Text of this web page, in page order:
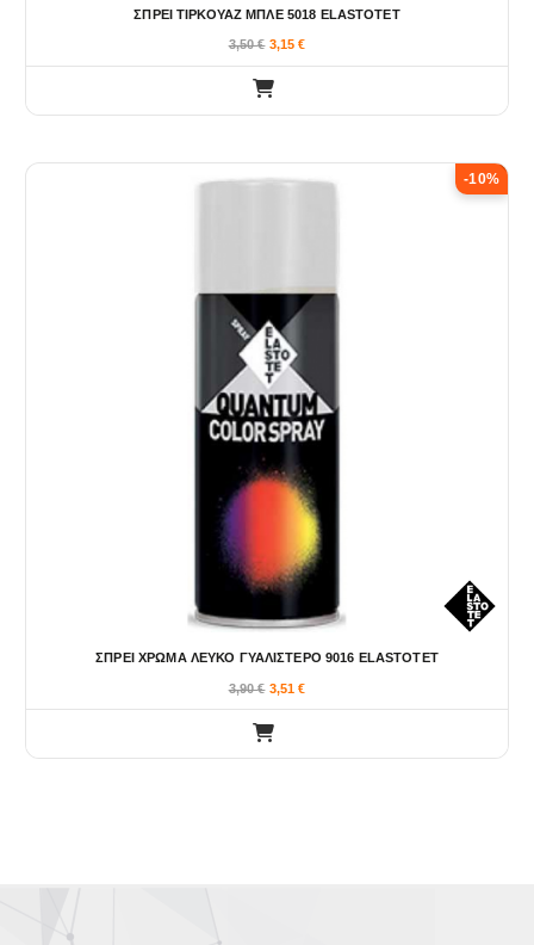
ΣΠΡΕΙ ΤΙΡΚΟΥΑΖ ΜΠΛΕ 5018 ELASTOTET
3,50€ 3,15€
-10%
ΣΠΡΕΙ ΧΡΩΜΑ ΛΕΥΚΟ ΓΥΑΛΙΣΤΕΡΟ 9016 ELASTOTET
3,90€ 3,51€